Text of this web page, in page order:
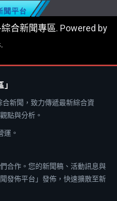
合新聞專區. Powered by
.
合新聞，致力傳遞最新綜合資
點與分析。
運。
合作。您的新聞稿、活動訊息與
發佈平台」發佈，快速擴散至新